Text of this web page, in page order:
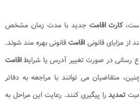
کارت اقامت جدید با مدت زمان مشخص
از مزایای قانونی اقامتقانونی بهره مند شوند.
رسانی در صورت تغییر آدرس یا شرایطاقامت
متقاضیان می توانند با مراجعه به دفاتر
تمدید را پیگیری کنند. رعایت این مراحل به